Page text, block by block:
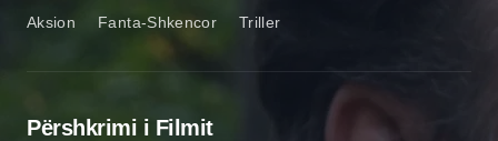
Aksion Fanta-Shkencor Triller
Përshkrimi i Filmit